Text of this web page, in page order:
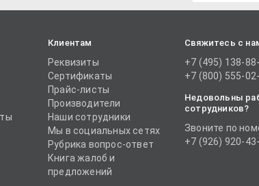
Клиентам
Реквизиты
Сертификаты
Прайс-листы
Производители
Наши сотрудники
Мы в социальных сетях
Рубрика вопрос-ответ
Книга жалоб и
предложений
Свяжитесь с
+7 (495) 138-
+7 (800) 555-
Недовольны
сотрудников?
Звоните по
+7 (926) 920-